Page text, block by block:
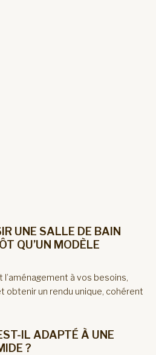
UNE SALLE DE BAIN
QU’UN MODÈLE
à vos besoins,
obtenir un rendu unique, cohérent
IL ADAPTÉ À UNE
?